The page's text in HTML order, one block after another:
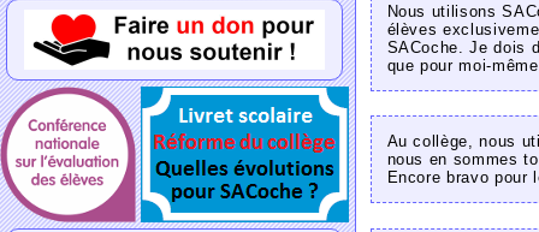
Nous utilisons
élèves
SACoche. Je dois
que pour moi-
Au collège, nous
nous en sommes
Encore bravo pour